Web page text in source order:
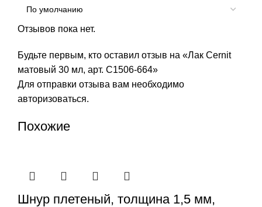
Отзывов пока нет.
Будьте первым, кто оставил отзыв на «Лак Cernit
матовый 30 мл, арт. С1506-664»
Для отправки отзыва вам необходимо
авторизоваться.
Похожие
Шнур плетеный, толщина 1,5 мм,